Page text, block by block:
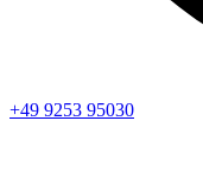
+49 9253 95030